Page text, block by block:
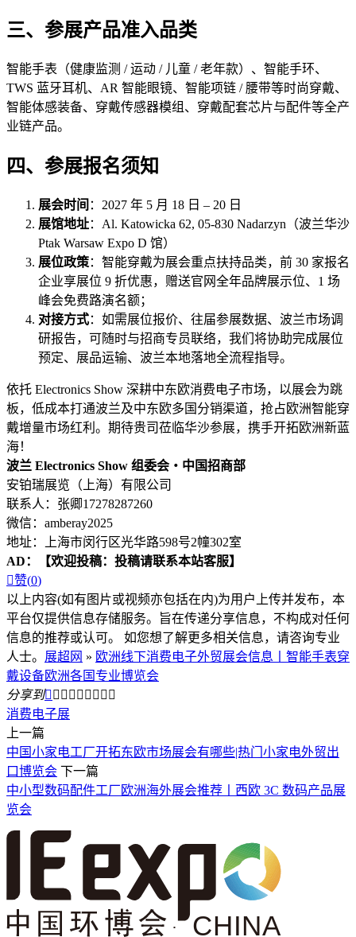
三、参展产品准入品类
智能手表（健康监测 / 运动 / 儿童 / 老年款）、智能手环、
TWS 蓝牙耳机、AR 智能眼镜、智能项链 / 腰带等时尚穿戴、
智能体感装备、穿戴传感器模组、穿戴配套芯片与配件等全产
业链产品。
四、参展报名须知
展会时间 ：2027 年 5 月 18 日 – 20 日
展馆地址：Al. Katowicka 62, 05-830 Nadarzyn（波兰华沙
Ptak Warsaw Expo D 馆）
展位政策：智能穿戴为展会重点扶持品类，前 30 家报名
企业享展位 9 折优惠，赠送官网全年品牌展示位、1 场
峰会免费路演名额；
对接方式：如需展位报价、往届参展数据、波兰市场调
研报告，可随时与招商专员联络，我们将协助完成展位
预定、展品运输、波兰本地落地全流程指导。
依托 Electronics Show 深耕中东欧消费电子市场，以展会为跳
板，低成本打通波兰及中东欧多国分销渠道，抢占欧洲智能穿
戴增量市场红利。期待贵司莅临华沙参展，携手开拓欧洲新蓝
海！
波兰 Electronics Show 组委会・中国招商部
安铂瑞展览（上海）有限公司
联系人：张卿17278287260
微信：amberay2025
地址：上海市闵行区光华路598号2幢302室
AD：
【欢迎投稿：投稿请联系本站客服】
赞(0)
以上内容(如有图片或视频亦包括在内)为用户上传并发布，本
平台仅提供信息存储服务。旨在传递分享信息，不构成对任何
信息的推荐或认可。 如您想了解更多相关信息，请咨询专业
人士。 展超网 » 欧洲线下消费电子外贸展会信息丨智能手表穿
戴设备欧洲各国专业博览会
分享到        
消费电子展
上一篇
中国小家电工厂开拓东欧市场展会有哪些|热门小家电外贸出
口博览会 下一篇
中小型数码配件工厂欧洲海外展会推荐丨西欧 3C 数码产品展
览会